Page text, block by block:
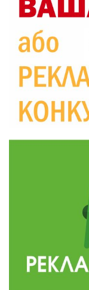
20:06
Паливо
28 лип
Житлові
10:36
28 лип
артилерії
490
підсумки
області